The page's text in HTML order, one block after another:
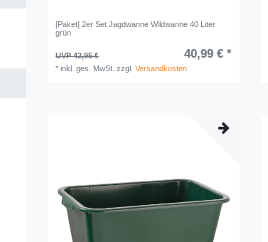
[Paket] 2er Set Jagdwanne Wildwanne 40 Liter
grün
UVP 42,95 € 40,99 € *
*inkl. ges. MwSt. zzgl.Versandkosten